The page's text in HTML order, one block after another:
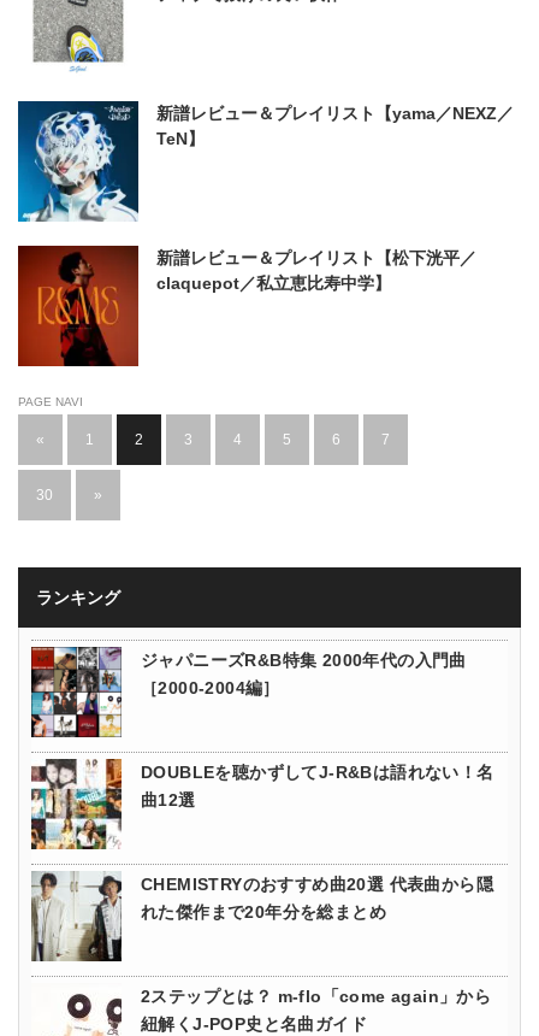
新譜レビュー＆プレイリスト【yama／NEXZ／
TeN】
新譜レビュー＆プレイリスト【松下洸平／
claquepot／私立恵比寿中学】
PAGE NAVI
« 1 2 3 4 5 6 7
30 »
ランキング
ジャパニーズR&B特集 2000年代の入門曲
［2000-2004編］
DOUBLEを聴かずしてJ-R&Bは語れない！名
曲12選
CHEMISTRYのおすすめ曲20選 代表曲から隠
れた傑作まで20年分を総まとめ
2ステップとは？ m-flo「come again」から
紐解くJ-POP史と名曲ガイド